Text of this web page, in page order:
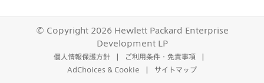
© Copyright 2026 Hewlett Packard Enterprise
Development LP
個人情報保護方針
ご利用条件・免責事項
AdChoices & Cookie
サイトマップ